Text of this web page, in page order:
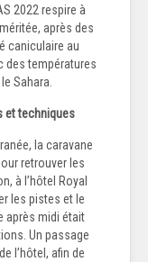
2022 respire à
après des
caniculaire au
des températures
Sahara.
et techniques
la caravane
retrouver les
à l’hôtel Royal
les pistes et le
après midi était
Un passage
l’hôtel, afin de